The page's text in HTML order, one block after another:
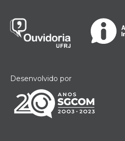
Desenvolvido por